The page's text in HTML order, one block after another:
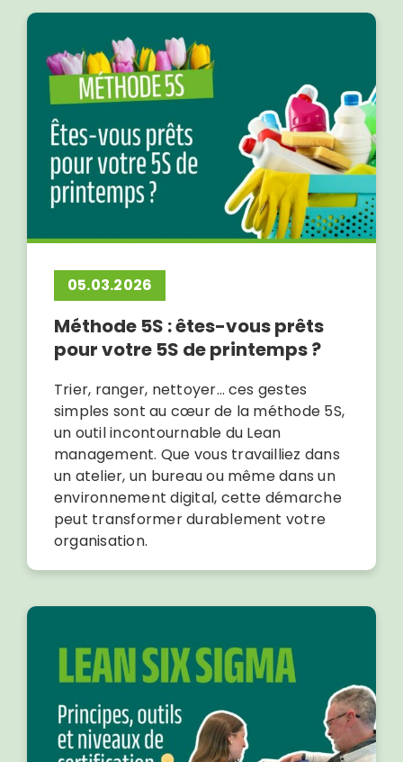
05.03.2026
Méthode 5S : êtes-vous prêts
pour votre 5S de printemps ?
Trier, ranger, nettoyer… ces gestes
simples sont au cœur de la méthode 5S,
un outil incontournable du Lean
management. Que vous travailliez dans
un atelier, un bureau ou même dans un
environnement digital, cette démarche
peut transformer durablement votre
organisation.